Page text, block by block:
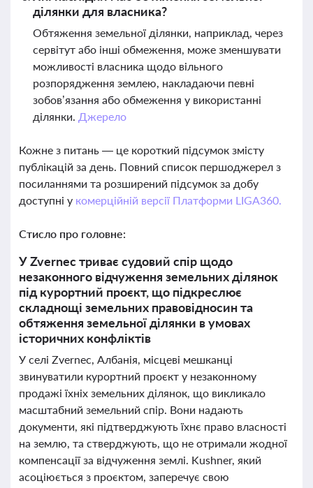
ділянки для власника?
Обтяження земельної ділянки, наприклад, через
сервітут або інші обмеження, може зменшувати
можливості власника щодо вільного
розпорядження землею, накладаючи певні
зобов’язання або обмеження у використанні
ділянки. Джерело
Кожне з питань — це короткий підсумок змісту
публікацій за день. Повний список першоджерел з
посиланнями та розширений підсумок за добу
доступні у комерційній версії Платформи LIGA360.
Стисло про головне:
У Zvernec триває судовий спір щодо
незаконного відчуження земельних ділянок
під курортний проєкт, що підкреслює
складнощі земельних правовідносин та
обтяження земельної ділянки в умовах
історичних конфліктів
У селі Zvernec, Албанія, місцеві мешканці
звинуватили курортний проєкт у незаконному
продажі їхніх земельних ділянок, що викликало
масштабний земельний спір. Вони надають
документи, які підтверджують їхнє право власності
на землю, та стверджують, що не отримали жодної
компенсації за відчуження землі. Kushner, який
асоціюється з проєктом, заперечує свою